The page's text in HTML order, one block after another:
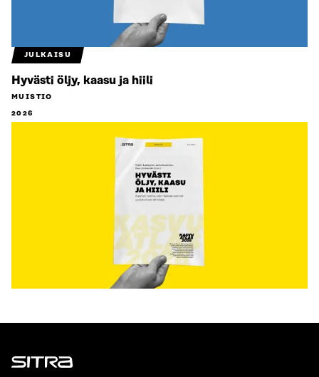
JULKAISU
Hyvästi öljy, kaasu ja hiili
MUISTIO
2026
Sitra